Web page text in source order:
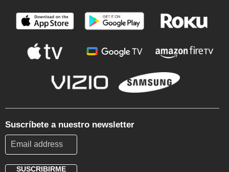
Suscríbete a nuestro newsletter
SUSCRIBIRME